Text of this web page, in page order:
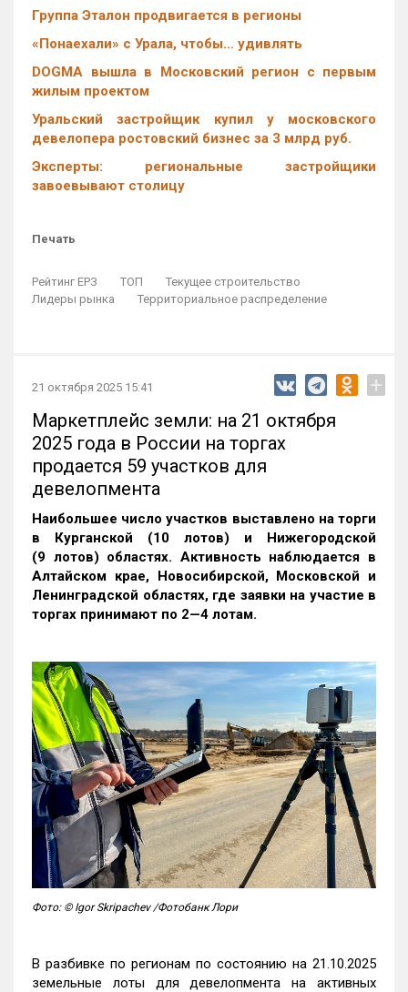
Группа Эталон продвигается в регионы
«Понаехали» с Урала, чтобы… удивлять
DOGMA вышла в Московский регион с первым
жилым проектом
Уральский застройщик купил у московского
девелопера ростовский бизнес за 3 млрд руб.
Эксперты: региональные застройщики
завоевывают столицу
Печать
Рейтинг ЕРЗ ТОП
Текущее строительство
Лидеры рынка
Территориальное распределение
21 октября 2025 15:41 +
Маркетплейс земли: на 21 октября
2025 года в России на торгах
продается 59 участков для
девелопмента
Наибольшее число участков выставлено на торги
в Курганской (10 лотов) и Нижегородской
(9 лотов) областях. Активность наблюдается в
Алтайском крае, Новосибирской, Московской и
Ленинградской областях, где заявки на участие в
торгах принимают по 2—4 лотам.
Фото: © Igor Skripachev /Фотобанк Лори
В разбивке по регионам по состоянию на 21.10.2025
земельные лоты для девелопмента на активных